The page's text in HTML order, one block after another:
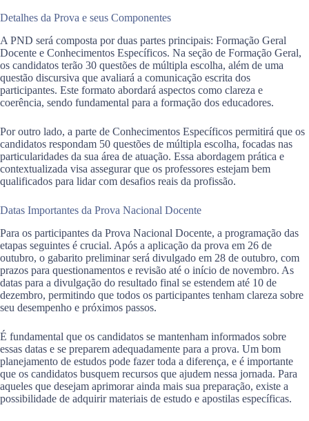
Detalhes da Prova e seus Componentes
A PND será composta por duas partes principais: Formação Geral
Docente e Conhecimentos Específicos. Na seção de Formação Geral,
os candidatos terão 30 questões de múltipla escolha, além de uma
questão discursiva que avaliará a comunicação escrita dos
participantes. Este formato abordará aspectos como clareza e
coerência, sendo fundamental para a formação dos educadores.
Por outro lado, a parte de Conhecimentos Específicos permitirá que os
candidatos respondam 50 questões de múltipla escolha, focadas nas
particularidades da sua área de atuação. Essa abordagem prática e
contextualizada visa assegurar que os professores estejam bem
qualificados para lidar com desafios reais da profissão.
Datas Importantes da Prova Nacional Docente
Para os participantes da Prova Nacional Docente, a programação das
etapas seguintes é crucial. Após a aplicação da prova em 26 de
outubro, o gabarito preliminar será divulgado em 28 de outubro, com
prazos para questionamentos e revisão até o início de novembro. As
datas para a divulgação do resultado final se estendem até 10 de
dezembro, permitindo que todos os participantes tenham clareza sobre
seu desempenho e próximos passos.
É fundamental que os candidatos se mantenham informados sobre
essas datas e se preparem adequadamente para a prova. Um bom
planejamento de estudos pode fazer toda a diferença, e é importante
que os candidatos busquem recursos que ajudem nessa jornada. Para
aqueles que desejam aprimorar ainda mais sua preparação, existe a
possibilidade de adquirir materiais de estudo e apostilas específicas.